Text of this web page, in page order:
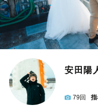
安田陽
79回